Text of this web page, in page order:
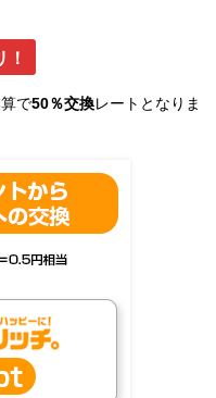
で50％交換レートとなりま